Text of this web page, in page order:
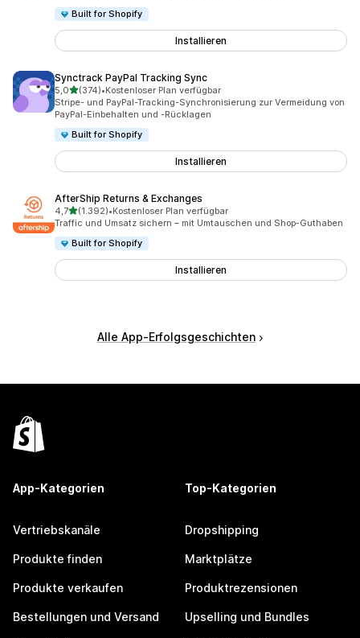
Built for Shopify
Installieren
Synctrack PayPal Tracking Sync
5,0von 5 Sternen
(374)
374 Rezensionen insgesamt
•Kostenloser Plan verfügbar
Stripe- und PayPal-Tracking-Synchronisierung zur Vermeidung von
PayPal-Einbehalten und -Rücklagen
Built for Shopify
Installieren
AfterShip Returns & Exchanges
4,7von 5 Sternen
(1.392)
1392 Rezensionen insgesamt
•Kostenloser Plan verfügbar
Traffic und Umsatz sichern – mit Umtauschen und Shop-Guthaben
Built for Shopify
Installieren
Alle App-Erfolgsgeschichten
App-Kategorien
Vertriebskanäle
Produkte finden
Produkte verkaufen
Bestellungen und Versand
Top-Kategorien
Dropshipping
Marktplätze
Produktrezensionen
Upselling und Bundles